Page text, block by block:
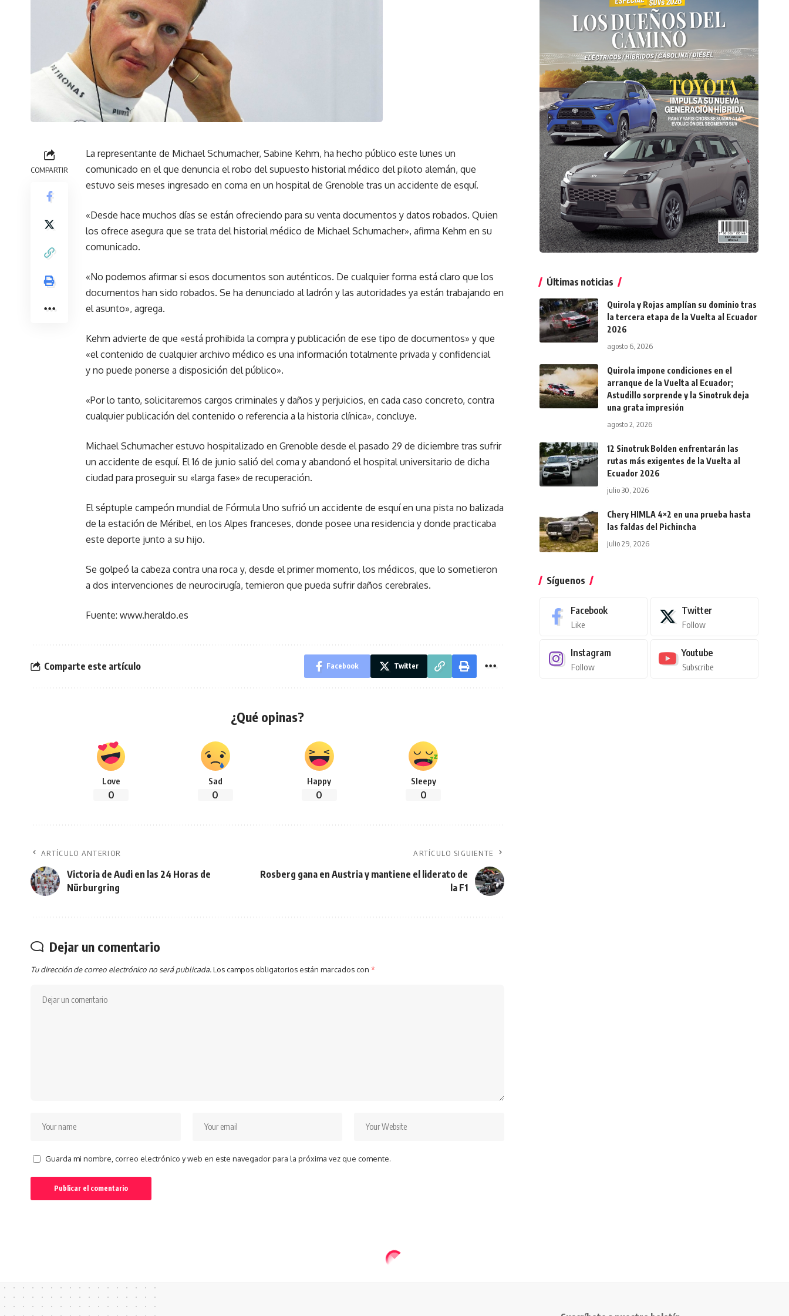
COMPARTIR
La representante de Michael Schumacher, Sabine Kehm, ha hecho público este lunes un
comunicado en el que denuncia el robo del supuesto historial médico del piloto alemán, que
estuvo seis meses ingresado en coma en un hospital de Grenoble tras un accidente de esquí.
«Desde hace muchos días se están ofreciendo para su venta documentos y datos robados. Quien
los ofrece asegura que se trata del historial médico de Michael Schumacher», afirma Kehm en su
comunicado.
«No podemos afirmar si esos documentos son auténticos. De cualquier forma está claro que los
documentos han sido robados. Se ha denunciado al ladrón y las autoridades ya están trabajando en
el asunto», agrega.
Kehm advierte de que «está prohibida la compra y publicación de ese tipo de documentos» y que
«el contenido de cualquier archivo médico es una información totalmente privada y confidencial
y no puede ponerse a disposición del público».
«Por lo tanto, solicitaremos cargos criminales y daños y perjuicios, en cada caso concreto, contra
cualquier publicación del contenido o referencia a la historia clínica», concluye.
Michael Schumacher estuvo hospitalizado en Grenoble desde el pasado 29 de diciembre tras sufrir
un accidente de esquí. El 16 de junio salió del coma y abandonó el hospital universitario de dicha
ciudad para proseguir su «larga fase» de recuperación.
El séptuple campeón mundial de Fórmula Uno sufrió un accidente de esquí en una pista no balizada
de la estación de Méribel, en los Alpes franceses, donde posee una residencia y donde practicaba
este deporte junto a su hijo.
Se golpeó la cabeza contra una roca y, desde el primer momento, los médicos, que lo sometieron
a dos intervenciones de neurocirugía, temieron que pueda sufrir daños cerebrales.
Fuente: www.heraldo.es
Comparte este artículo Facebook Twitter
¿Qué opinas?
Love
0
Sad
0
Happy
0
Sleepy
0
ARTÍCULO ANTERIOR
Victoria de Audi en las 24 Horas de
Nürburgring
ARTÍCULO SIGUIENTE
Rosberg gana en Austria y mantiene el liderato de
la F1
Dejar un comentario
Tu dirección de correo electrónico no será publicada.Los campos obligatorios están marcados con *
Guarda mi nombre, correo electrónico y web en este navegador para la próxima vez que comente.
Últimas noticias
Quirola y Rojas amplían su dominio tras
la tercera etapa de la Vuelta al Ecuador
2026
agosto 6, 2026
Quirola impone condiciones en el
arranque de la Vuelta al Ecuador;
Astudillo sorprende y la Sinotruk deja
una grata impresión
agosto 2, 2026
12 Sinotruk Bolden enfrentarán las
rutas más exigentes de la Vuelta al
Ecuador 2026
julio 30, 2026
Chery HIMLA 4×2 en una prueba hasta
las faldas del Pichincha
julio 29, 2026
Síguenos
Facebook
Like
Twitter
Follow
Instagram
Follow
Youtube
Subscribe